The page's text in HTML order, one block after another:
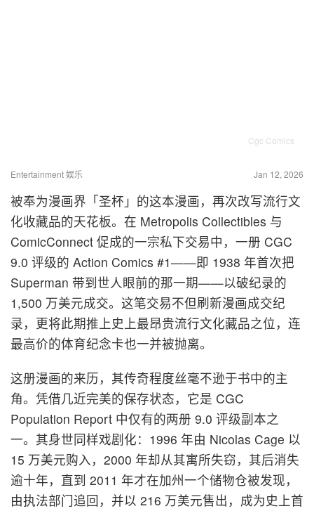
Cgc Comics
Entertainment 娱乐 Jan 12, 2026
被奉为漫画界「圣杯」的这本漫画，再次改写流行文
化收藏品的天花板。在 Metropolis Collectibles 与
ComicConnect 促成的一宗私下交易中，一册 CGC
9.0 评级的 Action Comics #1——即 1938 年首次把
Superman 带到世人眼前的那一期——以破纪录的
1,500 万美元成交。这笔交易不但刷新漫画成交纪
录，更将此期推上史上最昂贵流行文化藏品之位，连
最高价的体育纪念卡也一并被抛离。
这册漫画的来历，其传奇程度丝毫不逊于书中的主
角。凭借几近完美的保存状态，它是 CGC
Population Report 中仅有的两册 9.0 评级副本之
一。其身世同样戏剧化：1996 年由 Nicolas Cage 以
15 万美元购入，2000 年却从其寓所失窃，其后消失
逾十年，直到 2011 年才在加州一个储物仓被发现，
由执法部门追回，并以 216 万美元售出，成为史上首